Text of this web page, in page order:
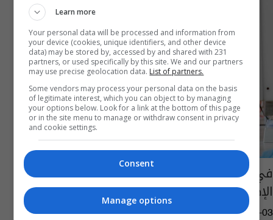
في أوروبا.. تسجيل أسوأ أزمة إنفلونزا طيور على
الإطلاق
12:41 | 2022-10-03
Learn more
Your personal data will be processed and information from
your device (cookies, unique identifiers, and other device
data) may be stored by, accessed by and shared with 231
partners, or used specifically by this site. We and our partners
may use precise geolocation data. List of partners.
Some vendors may process your personal data on the basis
of legitimate interest, which you can object to by managing
your options below. Look for a link at the bottom of this page
or in the site menu to manage or withdraw consent in privacy
and cookie settings.
Consent
Manage options